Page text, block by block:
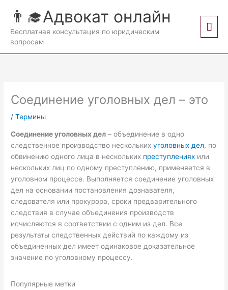
содержимому
👨‍🎓Адвокат онлайн
Бесплатная консультация по юридическим
вопросам
Соединение уголовных дел – это
/Термины
Соединение уголовных дел – объединение в одно
следственное производство несколькихуголовных дел, по
обвинению одного лица в нескольких преступлениях или
нескольких лиц по одному преступлению, применяется в
уголовном процессе. Выполняется соединение уголовных
дел на основании постановления дознавателя,
следователя или прокурора, сроки предварительного
следствия в случае объединения производств
исчисляются в соответствии с одним из дел. Все
результаты следственных действий по каждому из
объединенных дел имеет одинаковое доказательное
значение по уголовному процессу.
Популярные метки